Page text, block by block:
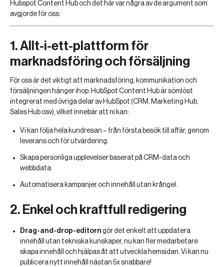
Hubspot Content Hub och det här var några av de argument som
avgjorde för oss:
1.Allt-i-ett-plattform för
marknadsföring och försäljning
För oss är det viktigt att marknadsföring, kommunikation och
försäljningen hänger ihop. HubSpot Content Hub är sömlöst
integrerat med övriga delar av HubSpot (CRM, Marketing Hub,
Sales Hub osv), vilket innebär att ni kan:
Vi kan följa hela kundresan – från första besök till affär, genom
leverans och för utvärdering.
Skapa personliga upplevelser baserat på CRM-data och
webbdata.
Automatisera kampanjer och innehåll utan krångel.
2. Enkel och kraftfull redigering
Drag-and-drop-editorn gör det enkelt att uppdatera
innehåll utan tekniska kunskaper, nu kan fler medarbetare
skapa innehåll och hjälpas åt att utveckla hemsidan. Vi kan nu
publicera nytt innehåll nästan 5x snabbare!